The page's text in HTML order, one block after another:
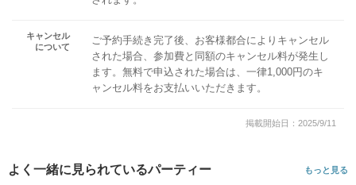
キャンセル
について
ご予約手続き完了後、お客様都合によりキャンセル
された場合、参加費と同額のキャンセル料が発生し
ます。無料で申込された場合は、一律1,000円のキ
ャンセル料をお支払いいただきます。
掲載開始日：2025/9/11
よく一緒に見られているパーティー もっと見る